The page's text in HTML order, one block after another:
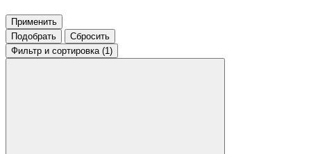
Применить
Подобрать
Сбросить
Фильтр и сортировка (1)